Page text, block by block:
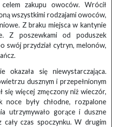
zakupu owoców. Wrócił
wszystkimi rodzajami owoców,
Z braku miejsca w kantynie
Z poszewkami od poduszek
swój przydział cytryn, melonów,
okazała się niewystarczająca.
dusznym i przepełnionym
się więcej zmęczony niż wieczór,
noce były chłodne, rozpalone
utrzymywało gorące i duszne
czas spoczynku. W drugim